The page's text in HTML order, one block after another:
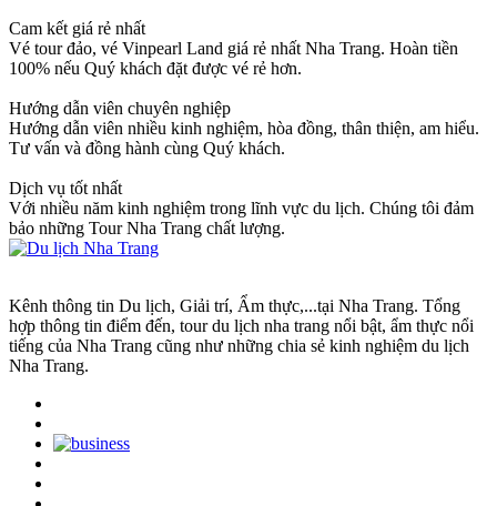
Cam kết giá rẻ nhất
Vé tour đảo, vé Vinpearl Land giá rẻ nhất Nha Trang. Hoàn tiền
100% nếu Quý khách đặt được vé rẻ hơn.
Hướng dẫn viên chuyên nghiệp
Hướng dẫn viên nhiều kinh nghiệm, hòa đồng, thân thiện, am hiểu.
Tư vấn và đồng hành cùng Quý khách.
Dịch vụ tốt nhất
Với nhiều năm kinh nghiệm trong lĩnh vực du lịch. Chúng tôi đảm
bảo những Tour Nha Trang chất lượng.
Kênh thông tin Du lịch, Giải trí, Ẩm thực,...tại Nha Trang. Tổng
hợp thông tin điểm đến, tour du lịch nha trang nổi bật, ẩm thực nổi
tiếng của Nha Trang cũng như những chia sẻ kinh nghiệm du lịch
Nha Trang.